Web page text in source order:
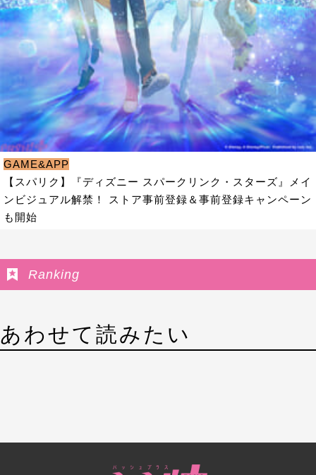
GAME&APP
【スパリク】『ディズニー スパークリンク・スターズ』メイ
ンビジュアル解禁！ ストア事前登録＆事前登録キャンペーン
も開始
Ranking
あわせて読みたい